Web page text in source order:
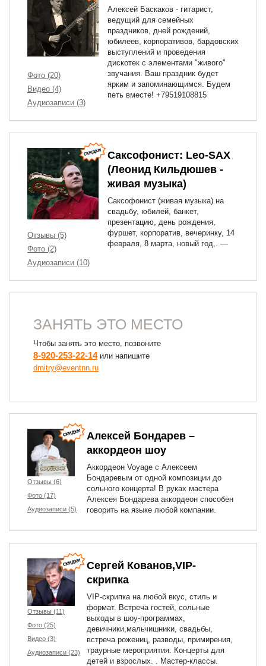
Фото (20)
Видео (4)
Аудиозаписи (3)
Алексей Баскаков - гитарист,
ведущий для семейных
праздников, дней рождений,
юбилеев, корпоративов, бардовских
выступлений и проведения
дискотек с элементами "живого"
звучания. Ваш праздник будет
ярким и запоминающимся. Будем
петь вместе! +79519108815
Отзывы (5)
Фото (2)
Аудиозаписи (10)
Саксофонист: Leo-SAX
(Леонид Кильдюшев -
живая музыка)
Саксофонист (живая музыка) на
свадьбу, юбилей, банкет,
презентацию, день рождения,
фуршет, корпоратив, вечеринку, 14
февраля, 8 марта, новый год,. —
ЗАНЯТЬ ЭТО МЕСТО
Чтобы занять это место, позвоните
8-920-253-22-14или напишите
dmitry@eventnn.ru
Отзывы (6)
Фото (17)
Аудиозаписи (5)
Алексей Бондарев –
аккордеон шоу
Аккордеон Voyage с Алексеем
Бондаревым от одной композиции до
сольного концерта! В руках мастера
Алексея Бондарева аккордеон способен
говорить на языке любой компании.
Отзывы (11)
Фото (25)
Видео (3)
Аудиозаписи (23)
Сергей Кованов,VIP-
скрипка
VIP-скрипка на любой вкус, стиль и
формат. Встреча гостей, сольные
выходы в шоу-программах,
девичники,мальчишники, свадьбы,
встреча рожениц, разводы, примирения,
траурные мероприятия. Концерты для
детей и взрослых. . Мастер-классы.